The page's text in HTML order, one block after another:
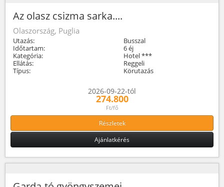
Az olasz csizma sarka....
Olaszország, Puglia
Utazás:
Busszal
Időtartam:
6 éj
Kategória:
Hotel ***
Ellátás:
Reggeli
Típus:
Körutazás
2026-09-22-tól
274.800
Ft/fő
Részletek
Ajánlatkérés